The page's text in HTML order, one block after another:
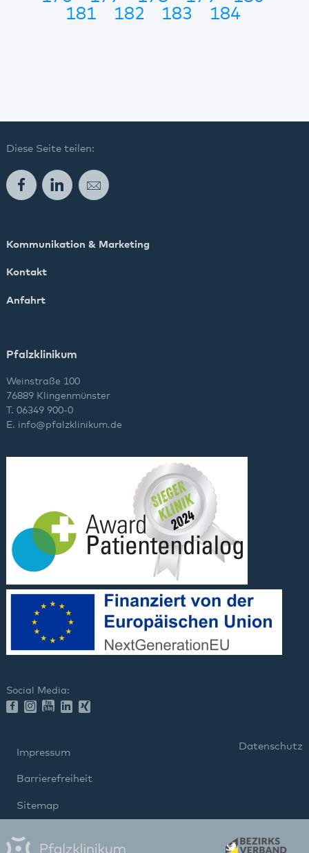
181
182 183 184
Diese Seite teilen:
FacebookLinkedInE-Mail
Kommunikation & Marketing
Kontakt
Anfahrt
Pfalzklinikum
Weinstraße 100
76889 Klingenmünster
T. 06349 900-0
E. info@pfalzklinikum.de
Social Media:
Impressum
Datenschutz
Barrierefreiheit
Sitemap